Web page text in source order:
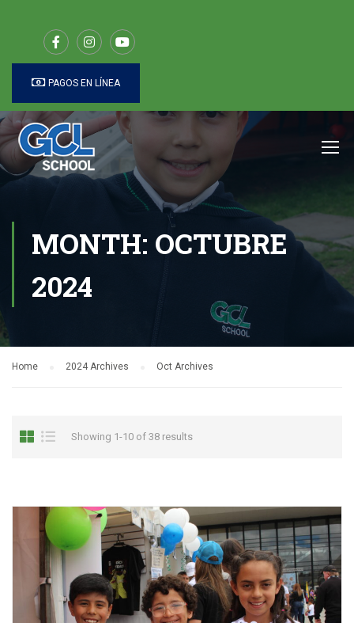
PAGOS EN LÍNEA
MONTH: OCTUBRE
2024
Home 2024 Archives Oct Archives
Showing 1-10 of 38 results